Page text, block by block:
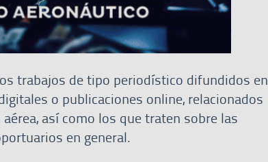
trabajos de tipo periodístico difundidos en
o publicaciones online, relacionados
así como los que traten sobre las
en general.